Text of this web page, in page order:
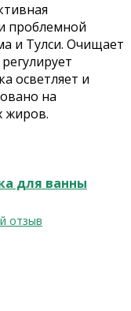
проблемной
и Тулси. Очищает
осветляет и
на
жиров.
для ванны
отзыв